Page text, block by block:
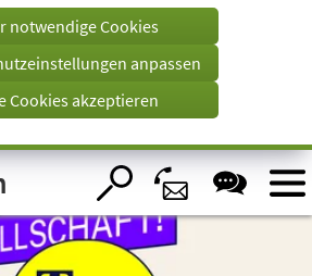
einem
Tab)
notwendige Cookies
anpassen
Cookies akzeptieren